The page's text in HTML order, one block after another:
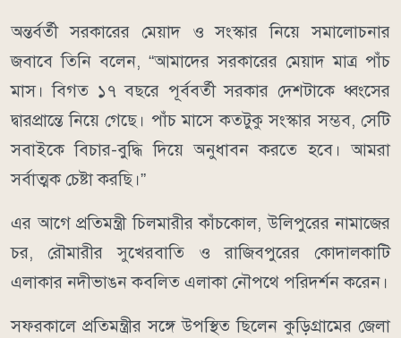
অন্তর্বর্তী সরকারের মেয়াদ ও সংস্কার নিয়ে সমালোচনার
জবাবে তিনি বলেন, “আমাদের সরকারের মেয়াদ মাত্র পাঁচ
মাস। বিগত ১৭ বছরে পূর্ববর্তী সরকার দেশটাকে ধ্বংসের
দ্বারপ্রান্তে নিয়ে গেছে। পাঁচ মাসে কতটুকু সংস্কার সম্ভব, সেটি
সবাইকে বিচার-বুদ্ধি দিয়ে অনুধাবন করতে হবে। আমরা
সর্বাত্মক চেষ্টা করছি।”
এর আগে প্রতিমন্ত্রী চিলমারীর কাঁচকোল, উলিপুরের নামাজের
চর, রৌমারীর সুখেরবাতি ও রাজিবপুরের কোদালকাটি
এলাকার নদীভাঙন কবলিত এলাকা নৌপথে পরিদর্শন করেন।
সফরকালে প্রতিমন্ত্রীর সঙ্গে উপস্থিত ছিলেন কুড়িগ্রামের জেলা